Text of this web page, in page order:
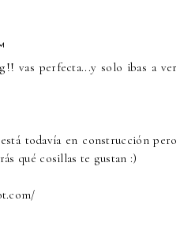
vas perfecta...y solo ibas a ver
todavía en construcción pero
qué cosillas te gustan :)